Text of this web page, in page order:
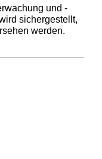
und -
sichergestellt,
werden.